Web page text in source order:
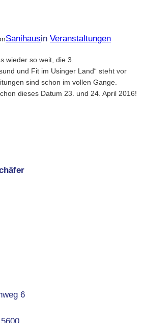
Sanihausin Veranstaltungen
wieder so weit, die 3.
und Fit im Usinger Land“ steht vor
sind schon im vollen Gange.
dieses Datum 23. und 24. April 2016!
6